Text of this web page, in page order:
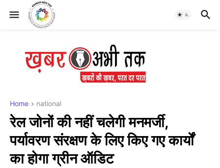
Home national
रेल जोनों की नहीं चलेगी मनमर्जी,
पर्यावरण संरक्षण के लिए किए गए कार्यों
का होगा ग्रीन ऑडिट